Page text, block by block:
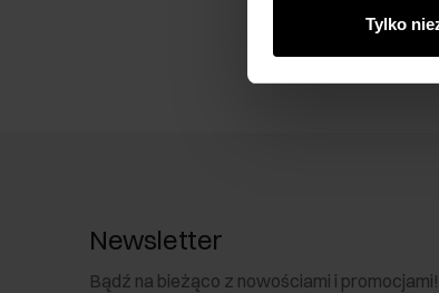
Tylko
Newsletter
Bądź na bieżąco z nowościami i promocjami!